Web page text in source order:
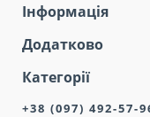
Інформація
Додатково
Категорії
+38 (097) 492-57-